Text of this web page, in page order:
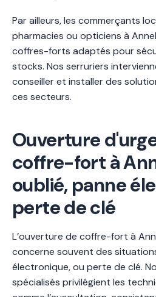
Par ailleurs, les commerçants
pharmacies ou opticiens à
coffres-forts adaptés pour
stocks. Nos serruriers
conseiller et installer des
ces secteurs.
Ouverture
coffre-fort à
oublié, panne
perte de clé
L’ouverture de coffre-fort à
concerne souvent des
électronique, ou perte de clé.
spécialisés privilégient les